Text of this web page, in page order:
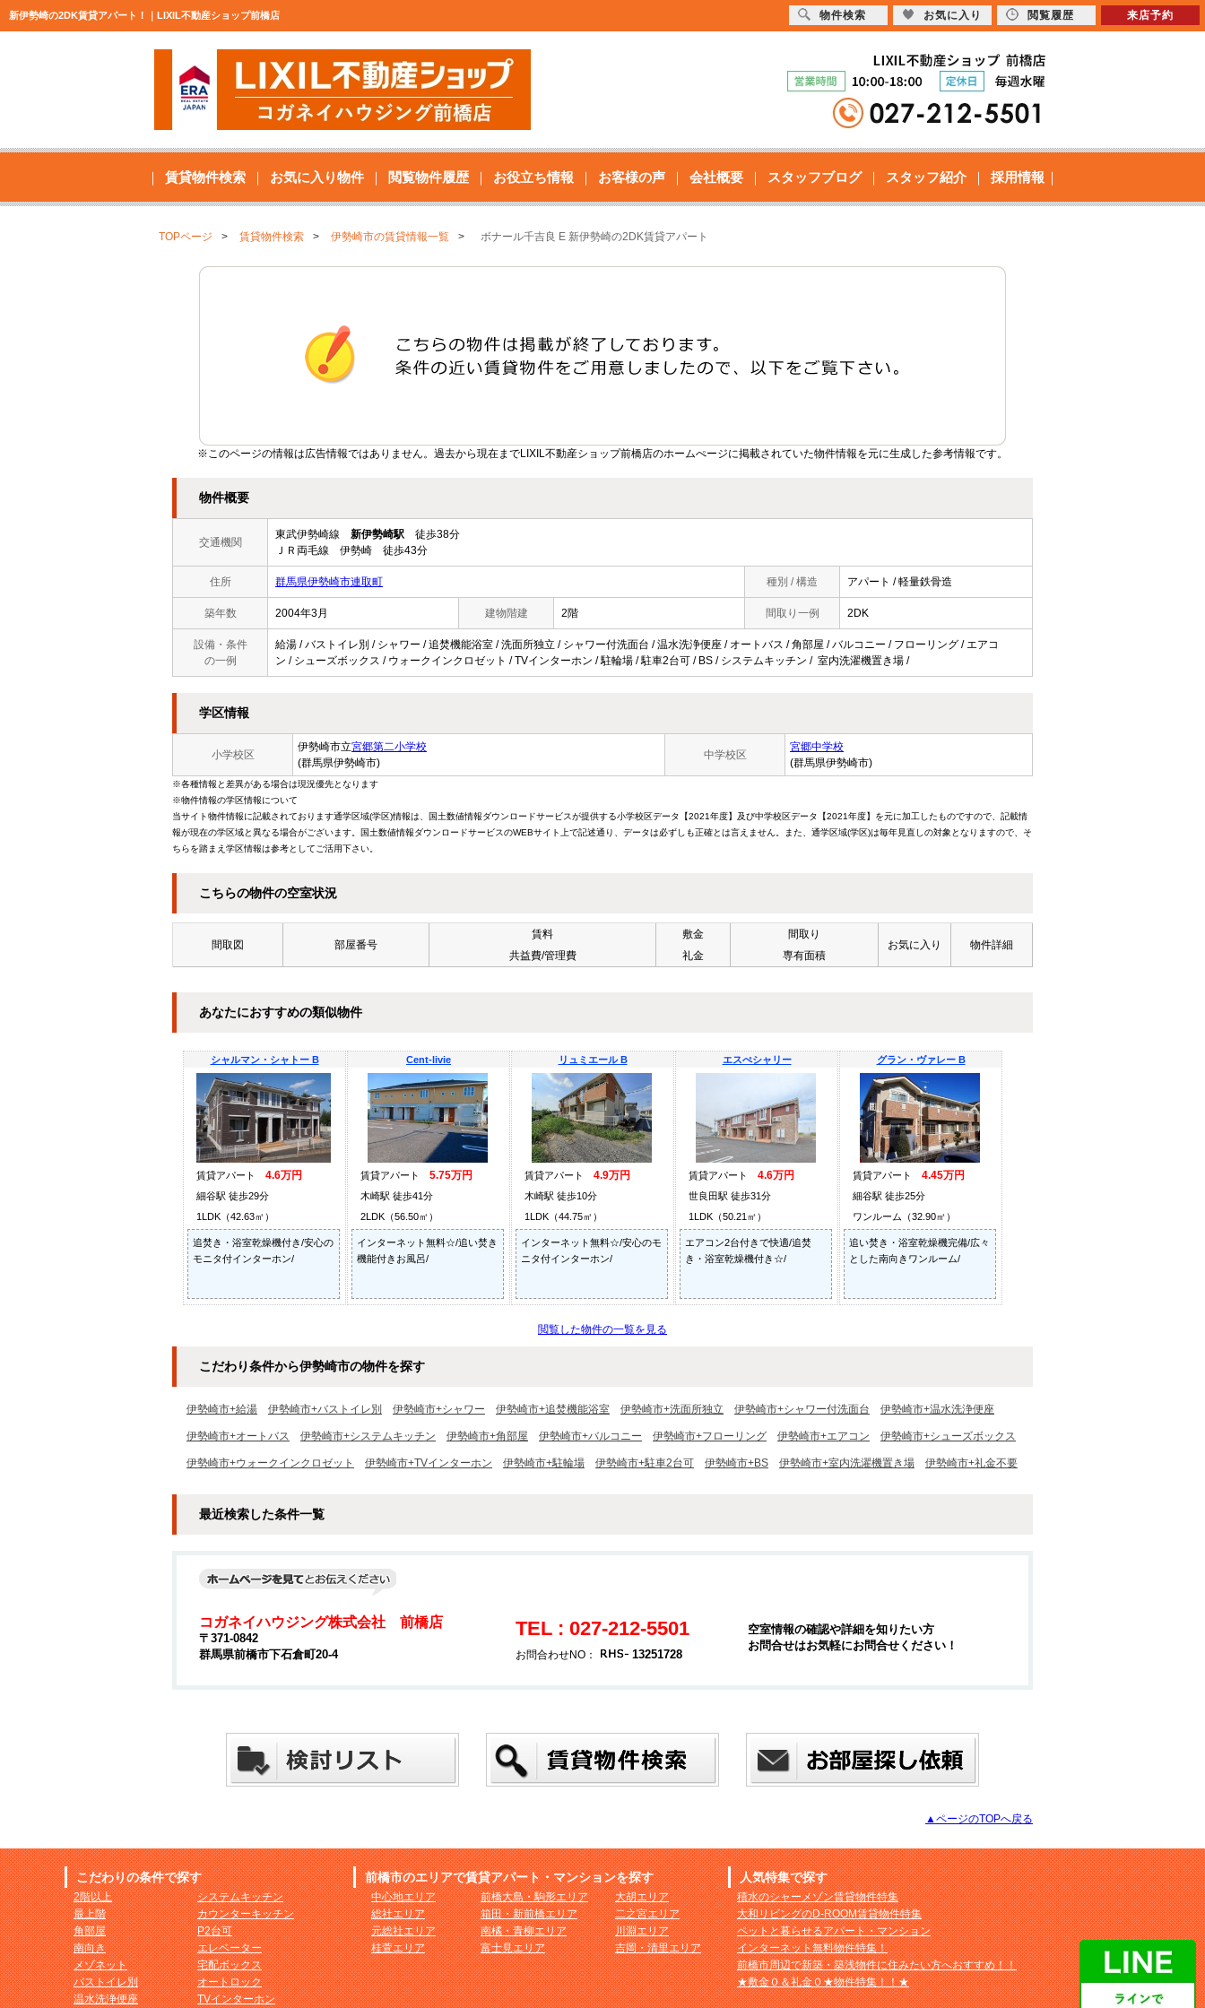
新伊勢崎の2DK賃貸アパート！｜LIXIL不動産ショップ前橋店
賃貸物件検索 お気に入り物件 閲覧物件履歴 お役立ち情報 お客様の声 会社概要 スタッフブログ スタッフ紹介 採用情報
TOPページ 賃貸物件検索 伊勢崎市の賃貸情報一覧 ボナール千吉良 E 新伊勢崎の2DK賃貸アパート
※このページの情報は広告情報ではありません。過去から現在までLIXIL不動産ショップ前橋店のホームぺージに掲載されていた物件情報を元に生成した参考情報です。
物件概要
交通機関
東武伊勢崎線 新伊勢崎駅 徒歩38分
ＪＲ両毛線 伊勢崎 徒歩43分
住所 群馬県伊勢崎市連取町 種別 / 構造 アパート / 軽量鉄骨造
築年数 2004年3月 建物階建 2階 間取り一例 2DK
設備・条件
の一例
給湯 / バストイレ別 / シャワー / 追焚機能浴室 / 洗面所独立 / シャワー付洗面台 / 温水洗浄便座 / オートバス / 角部屋 / バルコニー / フローリング / エアコ
ン / シューズボックス / ウォークインクロゼット / TVインターホン / 駐輪場 / 駐車2台可 / BS / システムキッチン / 室内洗濯機置き場 /
学区情報
小学校区
伊勢崎市立宮郷第二小学校
(群馬県伊勢崎市)
中学校区
宮郷中学校
(群馬県伊勢崎市)
※各種情報と差異がある場合は現況優先となります
※物件情報の学区情報について
当サイト物件情報に記載されております通学区域(学区)情報は、国土数値情報ダウンロードサービスが提供する小学校区データ【2021年度】及び中学校区データ【2021年度】を元に加工したものですので、記載情
報が現在の学区域と異なる場合がございます。国土数値情報ダウンロードサービスのWEBサイト上で記述通り、データは必ずしも正確とは言えません。また、通学区域(学区)は毎年見直しの対象となりますので、そ
ちらを踏まえ学区情報は参考としてご活用下さい。
こちらの物件の空室状況
間取図 部屋番号
賃料
共益費/管理費
敷金
礼金
間取り
専有面積
お気に入り 物件詳細
あなたにおすすめの類似物件
シャルマン・シャトー B
賃貸アパート 4.6万円
細谷駅 徒歩29分
1LDK（42.63㎡）
追焚き・浴室乾燥機付き/安心の
モニタ付インターホン/
Cent-livie
賃貸アパート 5.75万円
木崎駅 徒歩41分
2LDK（56.50㎡）
インターネット無料☆/追い焚き
機能付きお風呂/
リュミエール B
賃貸アパート 4.9万円
木崎駅 徒歩10分
1LDK（44.75㎡）
インターネット無料☆/安心のモ
ニタ付インターホン/
エスぺシャリー
賃貸アパート 4.6万円
世良田駅 徒歩31分
1LDK（50.21㎡）
エアコン2台付きで快適/追焚
き・浴室乾燥機付き☆/
グラン・ヴァレー B
賃貸アパート 4.45万円
細谷駅 徒歩25分
ワンルーム（32.90㎡）
追い焚き・浴室乾燥機完備/広々
とした南向きワンルーム/
閲覧した物件の一覧を見る
こだわり条件から伊勢崎市の物件を探す
伊勢崎市+給湯 伊勢崎市+バストイレ別 伊勢崎市+シャワー 伊勢崎市+追焚機能浴室 伊勢崎市+洗面所独立 伊勢崎市+シャワー付洗面台 伊勢崎市+温水洗浄便座
伊勢崎市+オートバス 伊勢崎市+システムキッチン 伊勢崎市+角部屋 伊勢崎市+バルコニー 伊勢崎市+フローリング 伊勢崎市+エアコン 伊勢崎市+シューズボックス
伊勢崎市+ウォークインクロゼット 伊勢崎市+TVインターホン 伊勢崎市+駐輪場 伊勢崎市+駐車2台可 伊勢崎市+BS 伊勢崎市+室内洗濯機置き場 伊勢崎市+礼金不要
最近検索した条件一覧
コガネイハウジング株式会社 前橋店
〒371-0842
群馬県前橋市下石倉町20-4
TEL : 027-212-5501
お問合わせNO： 13251728
空室情報の確認や詳細を知りたい方
お問合せはお気軽にお問合せください！
▲ページのTOPへ戻る
こだわりの条件で探す
2階以上
最上階
角部屋
南向き
メゾネット
バストイレ別
温水洗浄便座
システムキッチン
カウンターキッチン
P2台可
エレベーター
宅配ボックス
オートロック
TVインターホン
前橋市のエリアで賃貸アパート・マンションを探す
中心地エリア
総社エリア
元総社エリア
桂萱エリア
前橋大島・駒形エリア
箱田・新前橋エリア
南橘・青柳エリア
富士見エリア
大胡エリア
二之宮エリア
川淵エリア
吉岡・清里エリア
人気特集で探す
積水のシャーメゾン賃貸物件特集
大和リビングのD-ROOM賃貸物件特集
ペットと暮らせるアパート・マンション
インターネット無料物件特集！
前橋市周辺で新築・築浅物件に住みたい方へおすすめ！！
★敷金０＆礼金０★物件特集！！★
物件検索 お気に入り 閲覧履歴 来店予約